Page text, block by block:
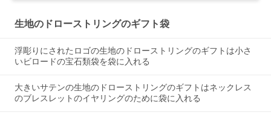
生地のドローストリングのギフト袋
浮彫りにされたロゴの生地のドローストリングのギフトは小さ
いビロードの宝石類袋を袋に入れる
大きいサテンの生地のドローストリングのギフトはネックレス
のブレスレットのイヤリングのために袋に入れる